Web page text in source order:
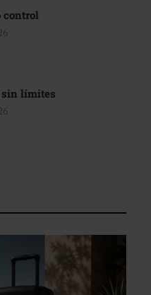
control
sin límites